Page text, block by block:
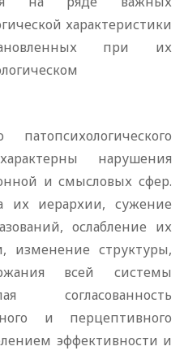
характеристики
при их
нарушения
и смысловых сфер.
их иерархии, сужение
ослабление их
изменение структуры,
всей системы
согласованность
и перцептивного
эффективности и